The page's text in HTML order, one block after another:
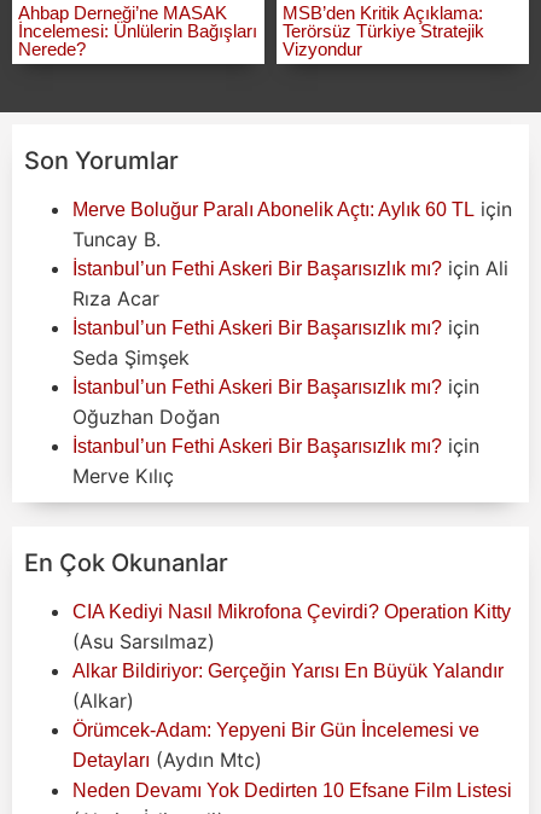
Ahbap Derneği’ne MASAK
İncelemesi: Ünlülerin Bağışları
Nerede?
MSB’den Kritik Açıklama:
Terörsüz Türkiye Stratejik
Vizyondur
Son Yorumlar
Merve Boluğur Paralı Abonelik Açtı: Aylık 60 TL için
Tuncay B.
İstanbul’un Fethi Askeri Bir Başarısızlık mı? için Ali
Rıza Acar
İstanbul’un Fethi Askeri Bir Başarısızlık mı? için
Seda Şimşek
İstanbul’un Fethi Askeri Bir Başarısızlık mı? için
Oğuzhan Doğan
İstanbul’un Fethi Askeri Bir Başarısızlık mı? için
Merve Kılıç
En Çok Okunanlar
CIA Kediyi Nasıl Mikrofona Çevirdi? Operation Kitty
(Asu Sarsılmaz)
Alkar Bildiriyor: Gerçeğin Yarısı En Büyük Yalandır
(Alkar)
Örümcek-Adam: Yepyeni Bir Gün İncelemesi ve
Detayları (Aydın Mtc)
Neden Devamı Yok Dedirten 10 Efsane Film Listesi